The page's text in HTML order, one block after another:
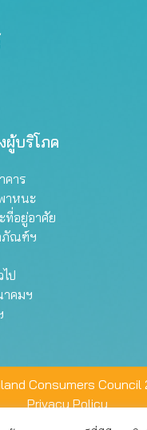
ผู้บริโภค
คาร
าหนะ
ที่อยู่อาศัย
ภัณฑ์ฯ
ป
าคมฯ
Consumers Council
Privacy Policy